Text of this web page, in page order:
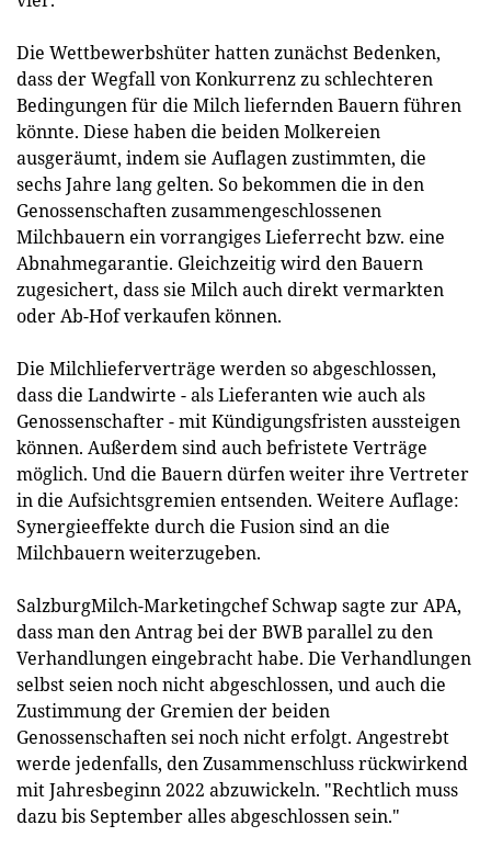
Die Wettbewerbshüter hatten zunächst Bedenken,
dass der Wegfall von Konkurrenz zu schlechteren
Bedingungen für die Milch liefernden Bauern führen
könnte. Diese haben die beiden Molkereien
ausgeräumt, indem sie Auflagen zustimmten, die
sechs Jahre lang gelten. So bekommen die in den
Genossenschaften zusammengeschlossenen
Milchbauern ein vorrangiges Lieferrecht bzw. eine
Abnahmegarantie. Gleichzeitig wird den Bauern
zugesichert, dass sie Milch auch direkt vermarkten
oder Ab-Hof verkaufen können.
Die Milchlieferverträge werden so abgeschlossen,
dass die Landwirte - als Lieferanten wie auch als
Genossenschafter - mit Kündigungsfristen aussteigen
können. Außerdem sind auch befristete Verträge
möglich. Und die Bauern dürfen weiter ihre Vertreter
in die Aufsichtsgremien entsenden. Weitere Auflage:
Synergieeffekte durch die Fusion sind an die
Milchbauern weiterzugeben.
SalzburgMilch-Marketingchef Schwap sagte zur APA,
dass man den Antrag bei der BWB parallel zu den
Verhandlungen eingebracht habe. Die Verhandlungen
selbst seien noch nicht abgeschlossen, und auch die
Zustimmung der Gremien der beiden
Genossenschaften sei noch nicht erfolgt. Angestrebt
werde jedenfalls, den Zusammenschluss rückwirkend
mit Jahresbeginn 2022 abzuwickeln. "Rechtlich muss
dazu bis September alles abgeschlossen sein."